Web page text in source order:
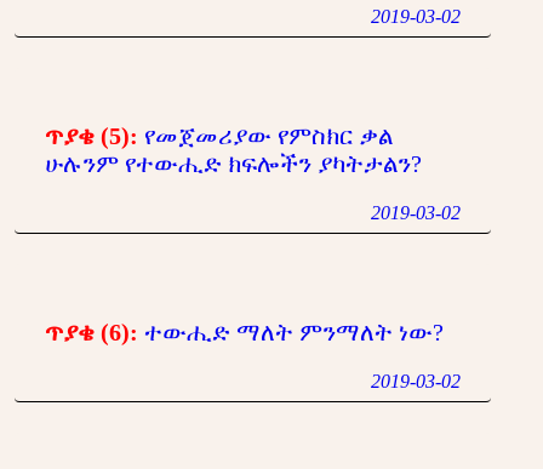
2019-03-02
ጥያቄ (5): የመጀመሪያው የምስክር ቃል
ሁሉንም የተውሒድ ክፍሎችን ያካትታልን?
2019-03-02
ጥያቄ (6): ተውሒድ ማለት ምንማለት ነው?
2019-03-02